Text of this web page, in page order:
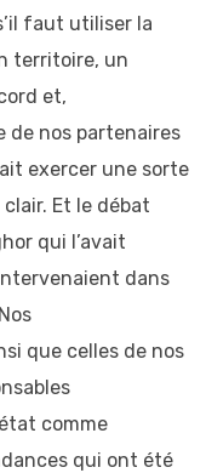
faut utiliser la
territoire, un
et,
de nos partenaires
exercer une sorte
clair. Et le débat
qui l’avait
dans
que celles de nos
comme
qui ont été